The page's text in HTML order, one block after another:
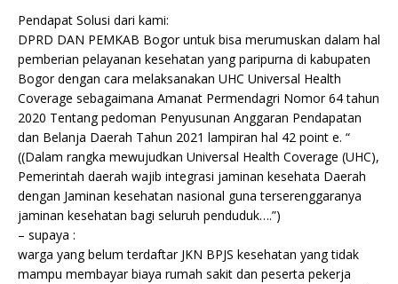
Pendapat Solusi dari kami:
DPRD DAN PEMKAB Bogor untuk bisa merumuskan dalam hal
pemberian pelayanan kesehatan yang paripurna di kabupaten
Bogor dengan cara melaksanakan UHC Universal Health
Coverage sebagaimana Amanat Permendagri Nomor 64 tahun
2020 Tentang pedoman Penyusunan Anggaran Pendapatan
dan Belanja Daerah Tahun 2021 lampiran hal 42 point e. “
((Dalam rangka mewujudkan Universal Health Coverage (UHC),
Pemerintah daerah wajib integrasi jaminan kesehata Daerah
dengan Jaminan kesehatan nasional guna terserenggaranya
jaminan kesehatan bagi seluruh penduduk….”)
– supaya :
warga yang belum terdaftar JKN BPJS kesehatan yang tidak
mampu membayar biaya rumah sakit dan peserta pekerja